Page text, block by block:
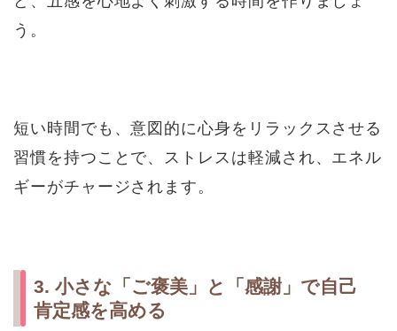
う。
短い時間でも、意図的に心身をリラックスさせる
習慣を持つことで、ストレスは軽減され、エネル
ギーがチャージされます。
3. 小さな「ご褒美」と「感謝」で自己
肯定感を高める